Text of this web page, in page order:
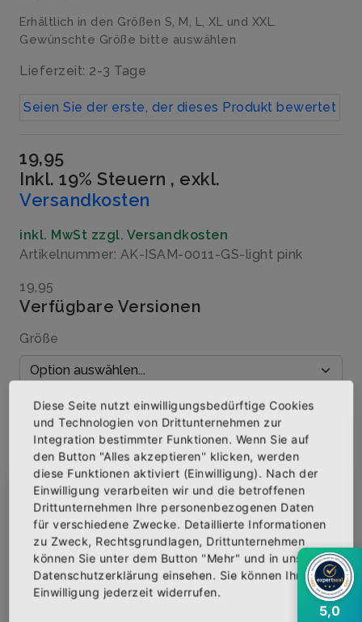
Erhältlich in den Größen S, M, L, XL und XXL.
Gewünschte Größe bitte auswählen
Lieferzeit: 2-3 Tage
Seien Sie der erste, der dieses Produkt bewertet
19,95
Inkl. 19% Steuern , exkl.
Versandkosten
inkl. MwSt zzgl. Versandkosten
Artikelnummer: AK-ISAM-0011-GS-light pink
19,95
Verfügbare Versionen
Größe
Menge
IN DEN WARENKORB
AUF DIE WUNSCHLISTE
Abonniere jetzt unseren Newsletter
Bekomme die aktuellsten News über neue
Produkte und zudem einen 10% Gutschein für
deine nächste Bestellung.
5,0
Diese Seite nutzt einwilligungsbedürftige Cookies
und Technologien von Drittunternehmen zur
Integration bestimmter Funktionen. Wenn Sie auf
den Button "Alles akzeptieren" klicken, werden
diese Funktionen aktiviert (Einwilligung). Nach der
Einwilligung verarbeiten wir und die betroffenen
Drittunternehmen Ihre personenbezogenen Daten
für verschiedene Zwecke. Detaillierte Informationen
zu Zweck, Rechtsgrundlagen, Drittunternehmen
können Sie unter dem Button "Mehr" und in unserer
Datenschutzerklärung einsehen. Sie können Ihre
Einwilligung jederzeit widerrufen.